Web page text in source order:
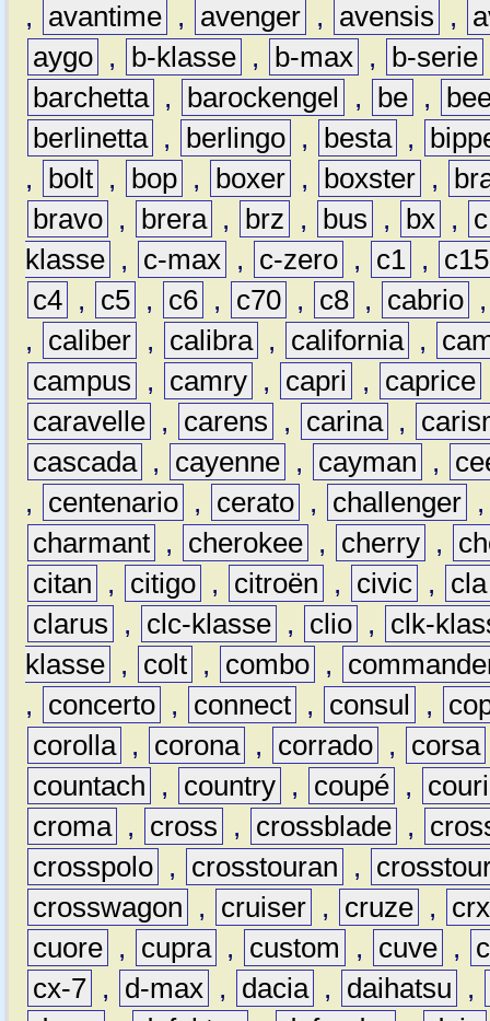
,
avantime , avenger , avensis ,
aygo , b-klasse , b-max , b-serie
barchetta , barockengel , be ,
berlinetta , berlingo , besta ,
,
bolt , bop , boxer , boxster ,
bravo , brera , brz , bus , bx ,
c
klasse , c-max , c-zero , c1 ,
c15
c4 , c5 , c6 , c70 , c8 , cabrio
,
caliber , calibra , california ,
campus
, camry , capri , caprice
caravelle , carens , carina ,
cascada , cayenne , cayman ,
,
centenario , cerato , challenger
charmant , cherokee , cherry ,
citan
, citigo , citroën , civic ,
cla
clarus
, clc-klasse , clio ,
clk-
klasse , colt , combo ,
,
concerto , connect , consul ,
corolla , corona , corrado , corsa
countach
, country , coupé ,
croma , cross , crossblade ,
crosspolo , crosstouran ,
crosswagon
, cruiser , cruze ,
crx
cuore , cupra , custom , cuve ,
cx-7 , d-max , dacia , daihatsu
,